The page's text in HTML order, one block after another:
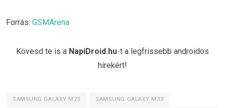
Forrás: GSMArena
Kövesd te is a NapiDroid.hu-t a legfrissebb androidos
hírekért!
SAMSUNG GALAXY M23 SAMSUNG GALAXY M33